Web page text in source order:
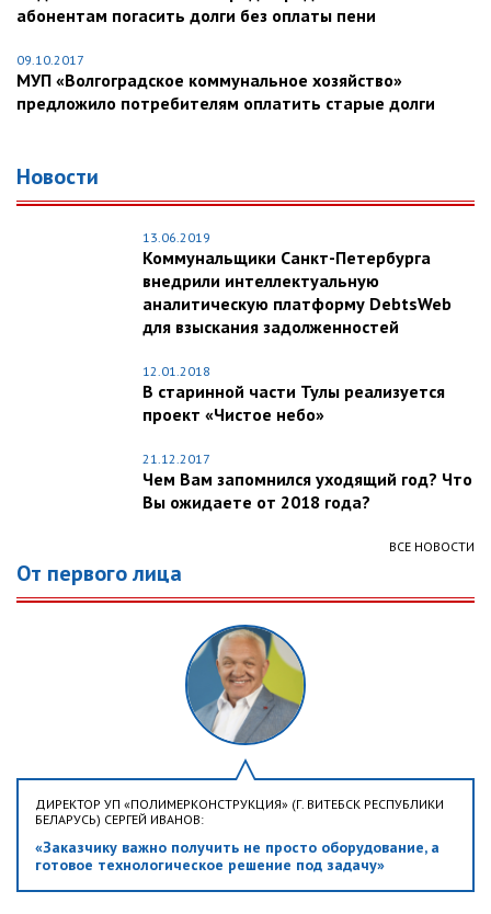
абонентам погасить долги без оплаты пени
09.10.2017
МУП «Волгоградское коммунальное хозяйство»
предложило потребителям оплатить старые долги
Новости
13.06.2019
Коммунальщики Санкт-Петербурга
внедрили интеллектуальную
аналитическую платформу DebtsWeb
для взыскания задолженностей
12.01.2018
В старинной части Тулы реализуется
проект «Чистое небо»
21.12.2017
Чем Вам запомнился уходящий год? Что
Вы ожидаете от 2018 года?
ВСЕ НОВОСТИ
От первого лица
ДИРЕКТОР УП «ПОЛИМЕРКОНСТРУКЦИЯ» (Г. ВИТЕБСК РЕСПУБЛИКИ
БЕЛАРУСЬ) СЕРГЕЙ ИВАНОВ:
«Заказчику важно получить не просто оборудование, а
готовое технологическое решение под задачу»